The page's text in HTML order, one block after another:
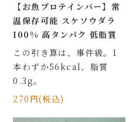
【お魚プロテインバー】常
温保存可能 スケソウダラ
100% 高タンパク 低脂質
この引き算は、事件級。1
本わずか56kcal、脂質
0.3g。
270円(税込)